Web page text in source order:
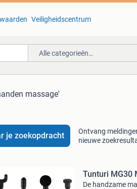
Veiligheidscentrum
Alle categorieën…
massage'
je zoekopdracht
Ontvang
nieuwe
Tunturi MG30
De handzame